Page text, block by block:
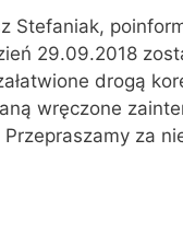
Stefaniak,
29.09.2018
drogą
wręczone
za